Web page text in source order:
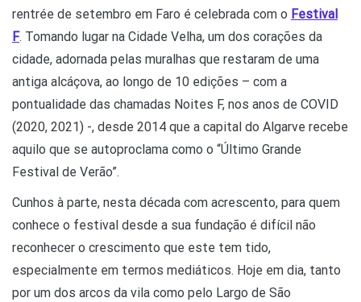
rentrée de setembro em Faro é celebrada com o Festival
F. Tomando lugar na Cidade Velha, um dos corações da
cidade, adornada pelas muralhas que restaram de uma
antiga alcáçova, ao longo de 10 edições – com a
pontualidade das chamadas Noites F, nos anos de COVID
(2020, 2021) -, desde 2014 que a capital do Algarve recebe
aquilo que se autoproclama como o “Último Grande
Festival de Verão”.
Cunhos à parte, nesta década com acrescento, para quem
conhece o festival desde a sua fundação é difícil não
reconhecer o crescimento que este tem tido,
especialmente em termos mediáticos. Hoje em dia, tanto
por um dos arcos da vila como pelo Largo de São